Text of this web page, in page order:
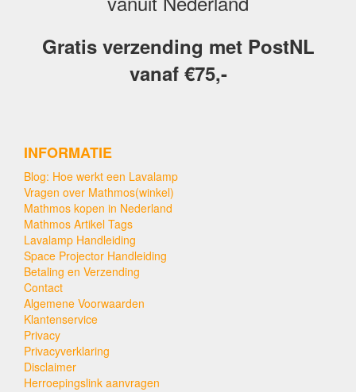
Gratis verzending met PostNL
vanaf €75,-
INFORMATIE
Blog: Hoe werkt een Lavalamp
Vragen over Mathmos(winkel)
Mathmos kopen in Nederland
Mathmos Artikel Tags
Lavalamp Handleiding
Space Projector Handleiding
Betaling en Verzending
Contact
Algemene Voorwaarden
Klantenservice
Privacy
Privacyverklaring
Disclaimer
Herroepingslink aanvragen